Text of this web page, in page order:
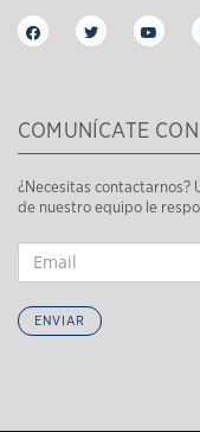
COMUNÍCATE
¿Necesitas contactarnos?
de nuestro equipo le
ENVIAR